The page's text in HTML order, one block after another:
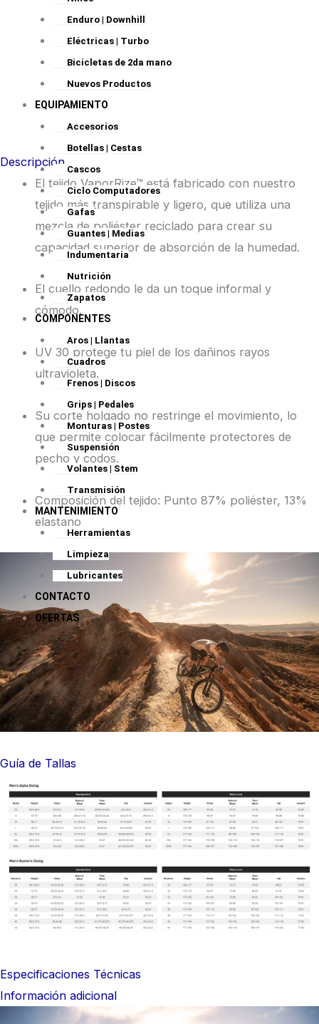
Enduro | Downhill
Eléctricas | Turbo
Bicicletas de 2da mano
Nuevos Productos
EQUIPAMIENTO
Accesorios
Botellas | Cestas
Cascos
Ciclo Computadores
Gafas
Guantes | Medias
Indumentaria
Nutrición
Zapatos
COMPONENTES
Aros | Llantas
Cuadros
Frenos | Discos
Grips | Pedales
Monturas | Postes
Suspensión
Volantes | Stem
Transmisión
MANTENIMIENTO
Herramientas
Limpieza
Lubricantes
CONTACTO
OFERTAS
Descripción
El tejido VaporRize™ está fabricado con nuestro
tejido más transpirable y ligero, que utiliza una
mezcla de poliéster reciclado para crear su
capacidad superior de absorción de la humedad.
El cuello redondo le da un toque informal y
cómodo.
UV 30 protege tu piel de los dañinos rayos
ultravioleta.
Su corte holgado no restringe el movimiento, lo
que permite colocar fácilmente protectores de
pecho y codos.
Composición del tejido: Punto 87% poliéster, 13%
elastano
Guía de Tallas
Especificaciones Técnicas
Información adicional